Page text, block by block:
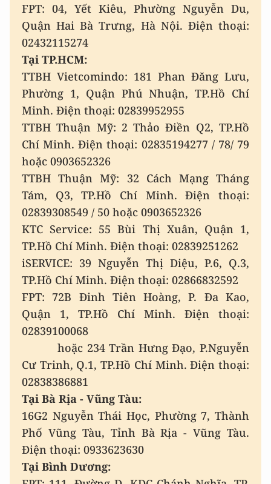
FPT: 04, Yết Kiêu, Phường Nguyễn Du,
Quận Hai Bà Trưng, Hà Nội. Điện thoại:
02432115274
Tại TP.HCM:
TTBH Vietcomindo: 181 Phan Đăng Lưu,
Phường 1, Quận Phú Nhuận, TP.Hồ Chí
Minh. Điện thoại: 02839952955
TTBH Thuận Mỹ: 2 Thảo Điền Q2, TP.Hồ
Chí Minh. Điện thoại: 02835194277 / 78/ 79
hoặc 0903652326
TTBH Thuận Mỹ: 32 Cách Mạng Tháng
Tám, Q3, TP.Hồ Chí Minh. Điện thoại:
02839308549 / 50 hoặc 0903652326
KTC Service: 55 Bùi Thị Xuân, Quận 1,
TP.Hồ Chí Minh. Điện thoại: 02839251262
iSERVICE: 39 Nguyễn Thị Diệu, P.6, Q.3,
TP.Hồ Chí Minh. Điện thoại: 02866832592
FPT: 72B Đinh Tiên Hoàng, P. Đa Kao,
Quận 1, TP.Hồ Chí Minh. Điện thoại:
02839100068
hoặc 234 Trần Hưng Đạo, P.Nguyễn
Cư Trinh, Q.1, TP.Hồ Chí Minh. Điện thoại:
02838386881
Tại Bà Rịa - Vũng Tàu:
16G2 Nguyễn Thái Học, Phường 7, Thành
Phố Vũng Tàu, Tỉnh Bà Rịa - Vũng Tàu.
Điện thoại: 0933623630
Tại Bình Dương: